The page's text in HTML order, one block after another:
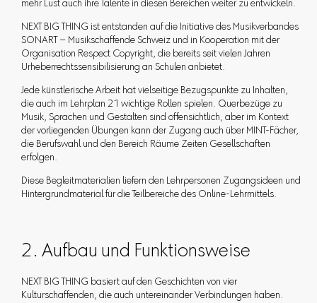
mehr Lust auch ihre Talente in diesen Bereichen weiter zu entwickeln.
NEXT BIG THING ist entstanden auf die Initiative des Musikverbandes
SONART – Musikschaffende Schweiz und in Kooperation mit der
Organisation Respect Copyright, die bereits seit vielen Jahren
Urheberrechtssensibilisierung an Schulen anbietet.
Jede künstlerische Arbeit hat vielseitige Bezugspunkte zu Inhalten,
die auch im Lehrplan 21 wichtige Rollen spielen. Querbezüge zu
Musik, Sprachen und Gestalten sind offensichtlich, aber im Kontext
der vorliegenden Übungen kann der Zugang auch über MINT-Fächer,
die Berufswahl und den Bereich Räume Zeiten Gesellschaften
erfolgen.
Diese Begleitmaterialien liefern den Lehrpersonen Zugangsideen und
Hintergrundmaterial für die Teilbereiche des Online-Lehrmittels.
2. Aufbau und Funktionsweise
NEXT BIG THING basiert auf den Geschichten von vier
Kulturschaffenden, die auch untereinander Verbindungen haben.